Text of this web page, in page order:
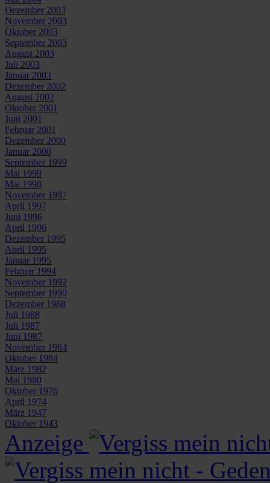
Dezember 2003
November 2003
Oktober 2003
September 2003
August 2003
Juli 2003
Januar 2003
Dezember 2002
August 2002
Oktober 2001
Juni 2001
Februar 2001
Dezember 2000
Januar 2000
September 1999
Mai 1999
Mai 1998
November 1997
April 1997
Juni 1996
April 1996
Dezember 1995
April 1995
Januar 1995
Februar 1994
November 1992
September 1990
Dezember 1988
Juli 1988
Juli 1987
Juni 1987
November 1984
Oktober 1984
März 1982
Mai 1980
Oktober 1976
April 1974
März 1947
Oktober 1943
Anzeige